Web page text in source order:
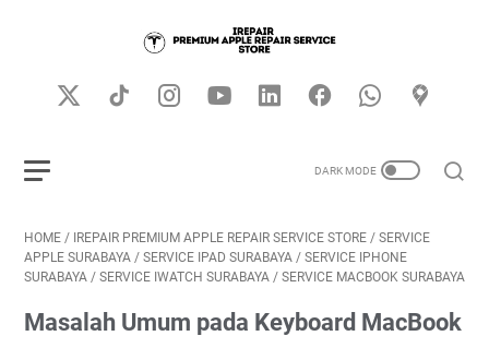
HOME / IREPAIR PREMIUM APPLE REPAIR SERVICE STORE / SERVICE
APPLE SURABAYA / SERVICE IPAD SURABAYA / SERVICE IPHONE
SURABAYA / SERVICE IWATCH SURABAYA / SERVICE MACBOOK SURABAYA
Masalah Umum pada Keyboard MacBook